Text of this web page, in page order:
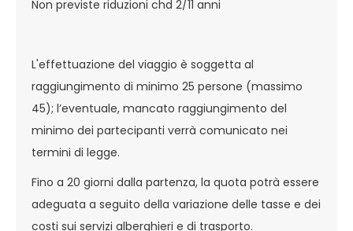
Non previste riduzioni chd 2/11 anni
L'effettuazione del viaggio è soggetta al
raggiungimento di minimo 25 persone (massimo
45); l’eventuale, mancato raggiungimento del
minimo dei partecipanti verrà comunicato nei
termini di legge.
Fino a 20 giorni dalla partenza, la quota potrà essere
adeguata a seguito della variazione delle tasse e dei
costi sui servizi alberghieri e di trasporto.